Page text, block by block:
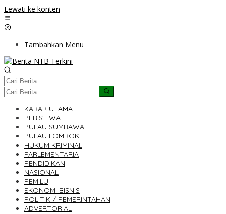
Lewati ke konten
Tambahkan Menu
KABAR UTAMA
PERISTIWA
PULAU SUMBAWA
PULAU LOMBOK
HUKUM KRIMINAL
PARLEMENTARIA
PENDIDIKAN
NASIONAL
PEMILU
EKONOMI BISNIS
POLITIK / PEMERINTAHAN
ADVERTORIAL